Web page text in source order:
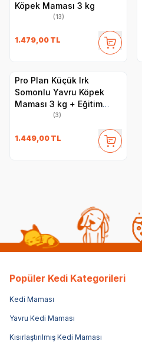
Köpek Maması 3 kg
(13)
1.479,00 TL
Pro Plan Küçük Irk
Somonlu Yavru Köpek
Maması 3 kg + Eğitim
Pedi Hediyeli
(3)
1.449,00 TL
Popüler Kedi Kategorileri
Kedi Maması
Yavru Kedi Maması
Kısırlaştırılmış Kedi Maması